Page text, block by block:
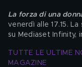
La forza di una
venerdì alle 17.15.
su Mediaset Infinity,
TUTTE LE ULTIME
MAGAZINE